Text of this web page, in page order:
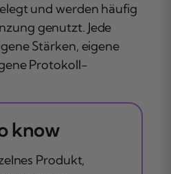
und werden häufig
genutzt. Jede
Stärken, eigene
Protokoll-
know
Produkt,